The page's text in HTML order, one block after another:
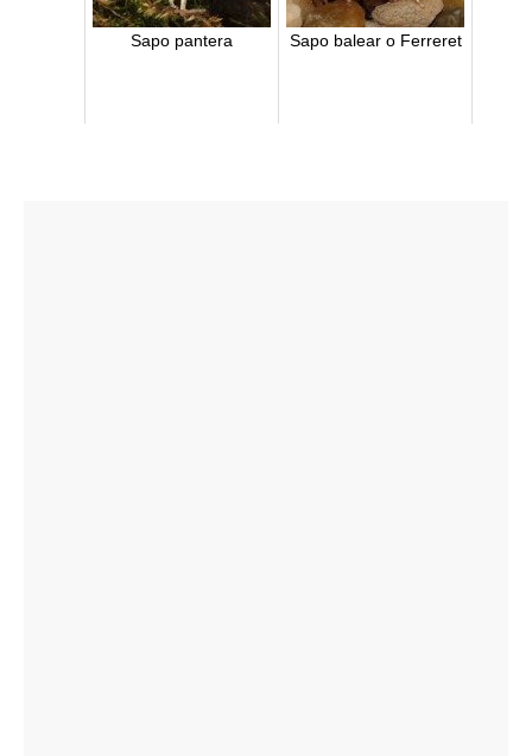
Sapo pantera Sapo balear o Ferreret